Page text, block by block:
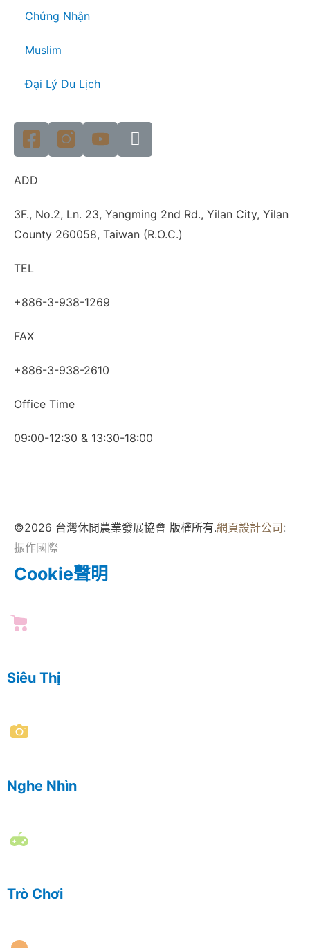
Chứng Nhận
Muslim
Đại Lý Du Lịch
ADD
3F., No.2, Ln. 23, Yangming 2nd Rd., Yilan City, Yilan
County 260058, Taiwan (R.O.C.)
TEL
+886-3-938-1269​
FAX
+886-3-938-2610
Office Time
09:00-12:30 & 13:30-18:00
©2026 台灣休閒農業發展協會 版權所有.網頁設計公司:
振作國際
Cookie聲明
Siêu Thị
Nghe Nhìn
Trò Chơi